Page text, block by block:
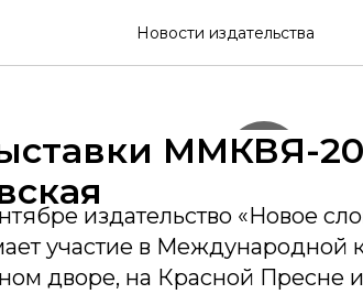
Новости издательства
ММКВЯ-
издательство «Новое
участие в Международной
дворе, на Красной Пресне